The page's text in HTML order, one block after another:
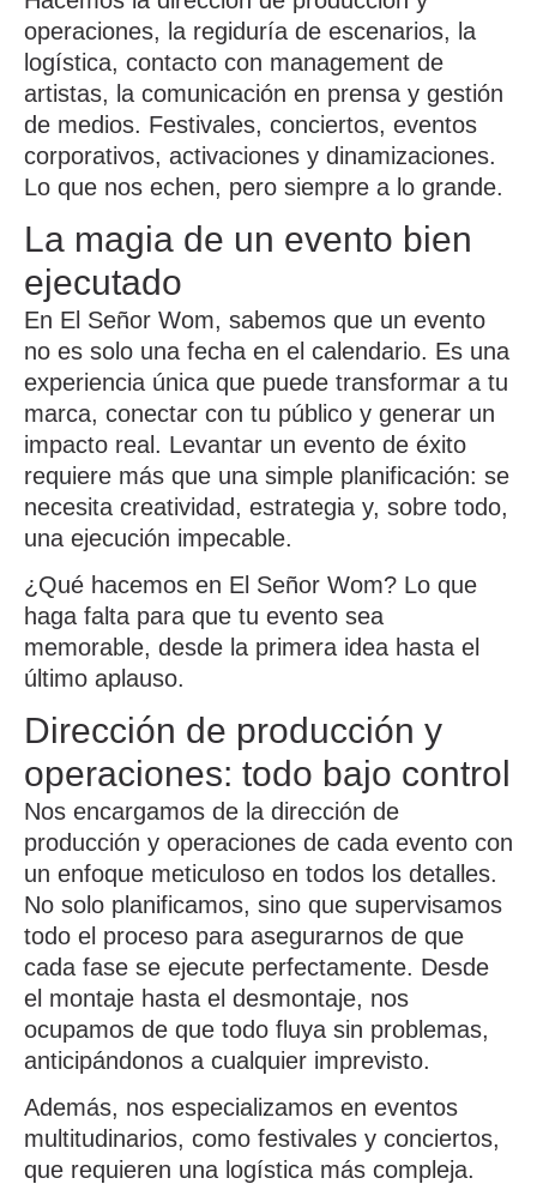
operaciones, la regiduría de escenarios, la
logística, contacto con management de
artistas, la comunicación en prensa y gestión
de medios. Festivales, conciertos, eventos
corporativos, activaciones y dinamizaciones.
Lo que nos echen, pero siempre a lo grande.
La magia de un evento bien
ejecutado
En El Señor Wom, sabemos que un evento
no es solo una fecha en el calendario. Es una
experiencia única que puede transformar a tu
marca, conectar con tu público y generar un
impacto real. Levantar un evento de éxito
requiere más que una simple planificación: se
necesita creatividad, estrategia y, sobre todo,
una ejecución impecable.
¿Qué hacemos en El Señor Wom? Lo que
haga falta para que tu evento sea
memorable, desde la primera idea hasta el
último aplauso.
Dirección de producción y
operaciones: todo bajo control
Nos encargamos de la dirección de
producción y operaciones de cada evento con
un enfoque meticuloso en todos los detalles.
No solo planificamos, sino que supervisamos
todo el proceso para asegurarnos de que
cada fase se ejecute perfectamente. Desde
el montaje hasta el desmontaje, nos
ocupamos de que todo fluya sin problemas,
anticipándonos a cualquier imprevisto.
Además, nos especializamos en eventos
multitudinarios, como festivales y conciertos,
que requieren una logística más compleja.